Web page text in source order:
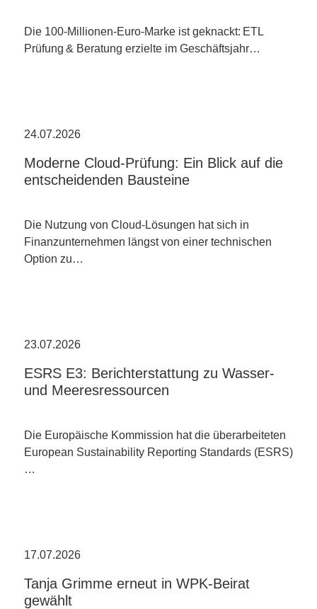
Die 100-Millionen-Euro-Marke ist geknackt: ETL
Prüfung & Beratung erzielte im Geschäftsjahr…
24.07.2026
Moderne Cloud-Prüfung: Ein Blick auf die
entscheidenden Bausteine
Die Nutzung von Cloud-Lösungen hat sich in
Finanzunternehmen längst von einer technischen
Option zu…
23.07.2026
ESRS E3: Berichterstattung zu Wasser-
und Meeresressourcen
Die Europäische Kommission hat die überarbeiteten
European Sustainability Reporting Standards (ESRS)
…
17.07.2026
Tanja Grimme erneut in WPK-Beirat
gewählt